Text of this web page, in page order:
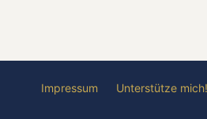
Impressum Unterstütze mich!